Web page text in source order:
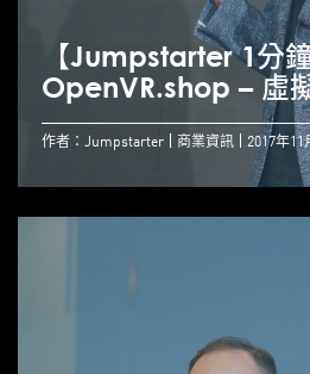
【Jumpstarter 1分
OpenVR.shop – 虛
作者：Jumpstarter 商業資訊 2017年11